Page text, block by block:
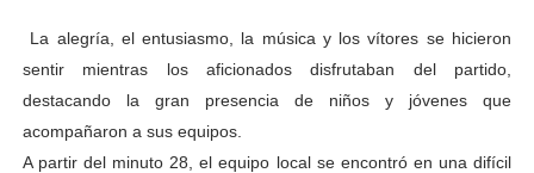
La alegría, el entusiasmo, la música y los vítores se hicieron
sentir mientras los aficionados disfrutaban del partido,
destacando la gran presencia de niños y jóvenes que
acompañaron a sus equipos.
A partir del minuto 28, el equipo local se encontró en una difícil